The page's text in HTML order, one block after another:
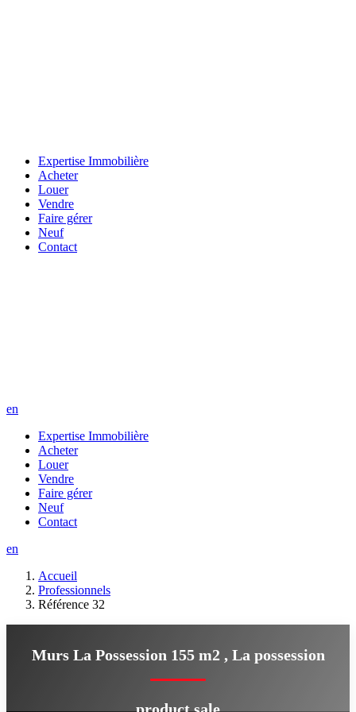
Expertise Immobilière
Acheter
Louer
Vendre
Faire gérer
Neuf
Contact
en
Expertise Immobilière
Acheter
Louer
Vendre
Faire gérer
Neuf
Contact
en
Accueil
Professionnels
Référence 32
Murs La Possession 155 m2 , La possession